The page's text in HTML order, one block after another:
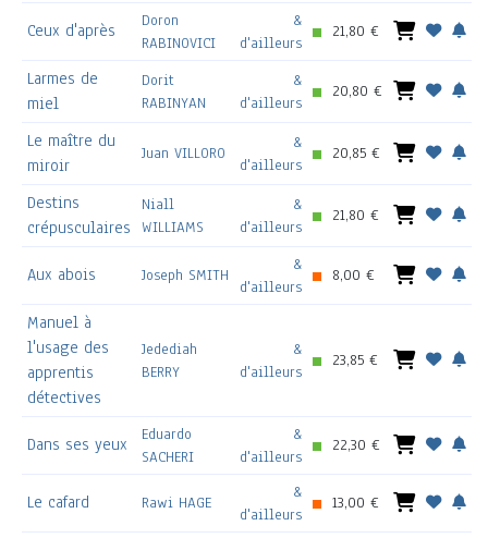
Ceux d'après
Doron
RABINOVICI
&
d'ailleurs
21,80 €
Larmes de
miel
Dorit
RABINYAN
&
d'ailleurs
20,80 €
Le maître du
miroir
Juan VILLORO
&
d'ailleurs
20,85 €
Destins
crépusculaires
Niall
WILLIAMS
&
d'ailleurs
21,80 €
Aux abois Joseph SMITH
&
d'ailleurs
8,00 €
Manuel à
l'usage des
apprentis
détectives
Jedediah
BERRY
&
d'ailleurs
23,85 €
Dans ses yeux
Eduardo
SACHERI
&
d'ailleurs
22,30 €
Le cafard Rawi HAGE
&
d'ailleurs
13,00 €